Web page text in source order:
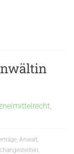
,Anwalt